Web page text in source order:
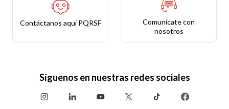
Contáctanos aquí PQRSF
Comunícate con
nosotros
Síguenos en nuestras redes sociales